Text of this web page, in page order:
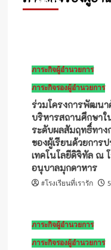
ภาระกิจผู้อำนวยการ
ภาระกิจรองผู้อำนวยการ
ร่วมโครงการพัฒน
บริหารสถานศึกษาใ
ระดับผลสัมฤทธิ์ทาง
ของผู้เรียนด้วยการ
เทคโนโลยีดิจิทัล ณ
อนุบาลมุกดาหาร
#โรงเรียนที่เรารัก
ภาระกิจผู้อำนวยการ
ภาระกิจรองผู้อำนวยการ